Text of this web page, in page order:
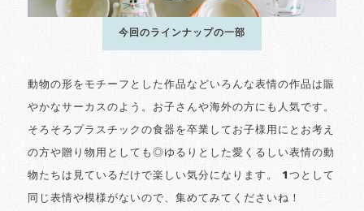
今回のラインナップの一部
動物の形をモチーフとした作品などいろんな表情の作品は賑
やかなサーカスのよう。お子さんや海外の方にも人気です。
そろそろプラスチックの食器を卒業してお子様用にとお考え
の方や贈り物用としても◎ゆるりとした愛くるしい表情の動
物たちは見ているだけで楽しい気分になります。 1つとして
同じ表情や模様がないので、集めてみてくださいね！